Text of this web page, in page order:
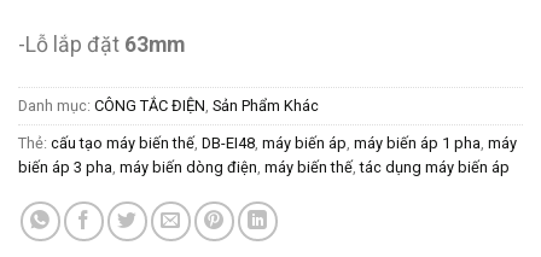
-Lỗ lắp đặt 63mm
Danh mục: CÔNG TẮC ĐIỆN, Sản Phẩm Khác
Thẻ: cấu tạo máy biến thế, DB-EI48, máy biến áp, máy biến áp 1 pha, máy
biến áp 3 pha, máy biến dòng điện, máy biến thế,tác dụng máy biến áp